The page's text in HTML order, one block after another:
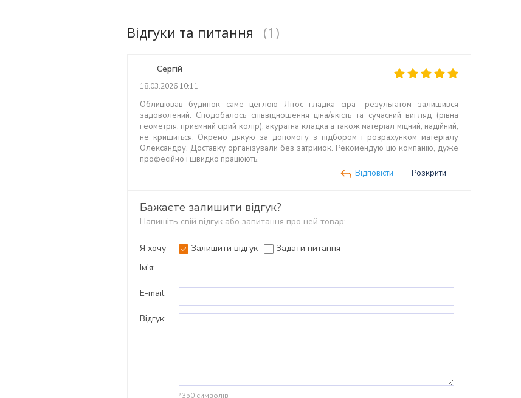
Відгуки та питання (1)
Сергій
18.03.2026 10:11
Облицював будинок саме цеглою Літос гладка сіра- результатом залишився
задоволений. Сподобалось співвідношення ціна/якість та сучасний вигляд (рівна
геометрія, приємний сірий колір), акуратна кладка а також матеріал міцний, надійний,
не кришиться. Окремо дякую за допомогу з підбором і розрахунком матеріалу
Олександру. Доставку організували без затримок. Рекомендую цю компанію, дуже
професійно і швидко працюють.
Відповісти
Розкрити
Бажаєте залишити відгук?
Напишіть свій відгук або запитання про цей товар:
Я хочу Залишити відгук
Задати питання
Ім'я:
E-mail:
Відгук:
*350 символів